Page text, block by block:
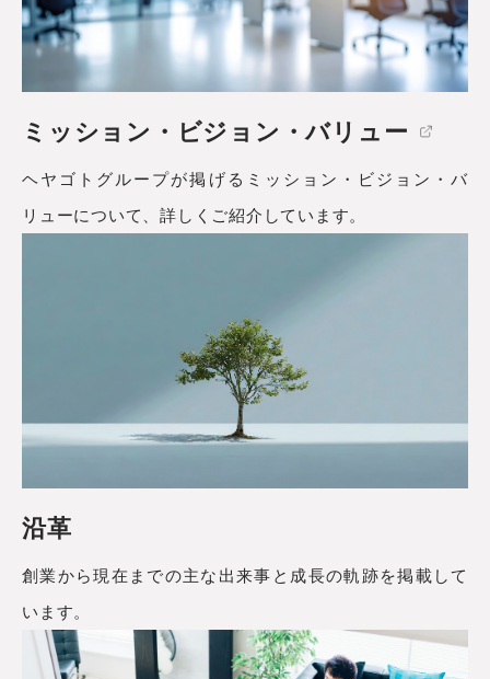
ミッション・ ビジョン・バリュー
ヘヤゴトグループが掲げるミッション・ビジョン・バ
リューについて、詳しくご紹介しています。
沿革
創業から現在までの主な出来事と成長の軌跡を掲載して
います。